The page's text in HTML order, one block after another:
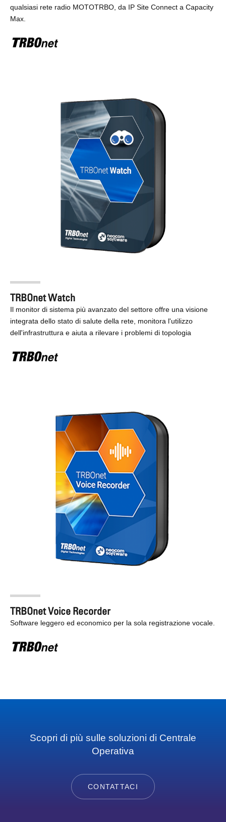
qualsiasi rete radio MOTOTRBO, da IP Site Connect a Capacity
Max.
TRBOnet Watch
Il monitor di sistema più avanzato del settore offre una visione
integrata dello stato di salute della rete, monitora l'utilizzo
dell'infrastruttura e aiuta a rilevare i problemi di topologia
TRBOnet Voice Recorder
Software leggero ed economico per la sola registrazione vocale.
Scopri di più sulle soluzioni di Centrale
Operativa
CONTATTACI